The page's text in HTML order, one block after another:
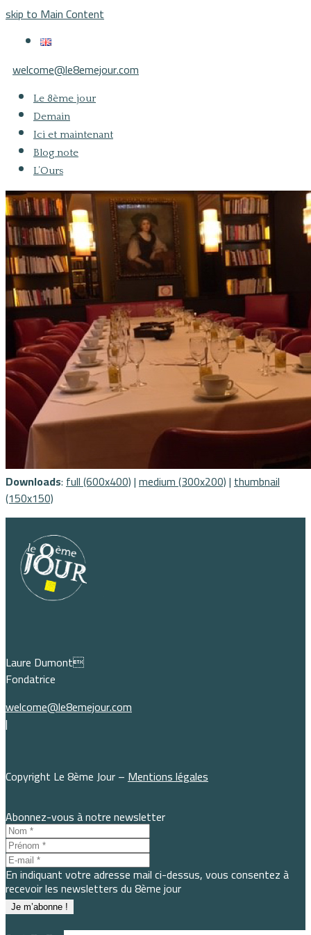
skip to Main Content
welcome@le8emejour.com
Le 8ème jour
Demain
Ici et maintenant
Blog note
L’Ours
Downloads:full (600x400)|medium (300x200)|thumbnail
(150x150)
Laure Dumont
Fondatrice
welcome@le8emejour.com
|
Copyright Le 8ème Jour –Mentions légales
Abonnez-vous à notre newsletter
En indiquant votre adresse mail ci-dessus, vous consentez à
recevoir les newsletters du 8ème jour